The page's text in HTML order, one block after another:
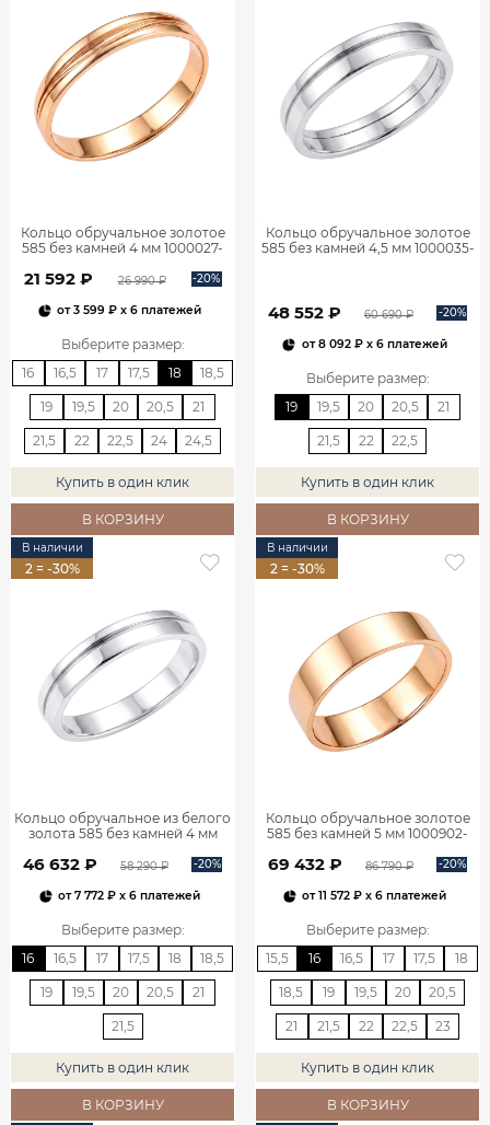
Кольцо обручальное золотое
585 без камней 4 мм 1000027-
21 592 ₽ 26 990 ₽ -20%
от3 599 ₽ x 6 платежей
Выберите размер:
16
16,5 17 17,5 18 18,5
19 19,5 20 20,5 21
21,5 22 22,5 24 24,5
Купить в один клик
В КОРЗИНУ
Кольцо обручальное золотое
585 без камней 4,5 мм 1000035-
48 552 ₽ 60 690 ₽ -20%
от8 092 ₽x 6 платежей
Выберите размер:
19
19,5 20 20,5 21
21,5 22 22,5
Купить в один клик
В КОРЗИНУ
В наличии
2 = -30%
Кольцо обручальное из белого
золота 585 без камней 4 мм
46 632 ₽ 58 290 ₽ -20%
от7 772 ₽ x 6 платежей
Выберите размер:
16
16,5 17 17,5 18 18,5
19 19,5 20 20,5 21
21,5
Купить в один клик
В КОРЗИНУ
В наличии
2 = -30%
Кольцо обручальное золотое
585 без камней 5 мм 1000902-
69 432 ₽ 86 790 ₽ -20%
от11 572 ₽ x 6 платежей
Выберите размер:
15,5
16 16,5 17 17,5 18
18,5 19 19,5 20 20,5
21 21,5 22 22,5 23
Купить в один клик
В КОРЗИНУ